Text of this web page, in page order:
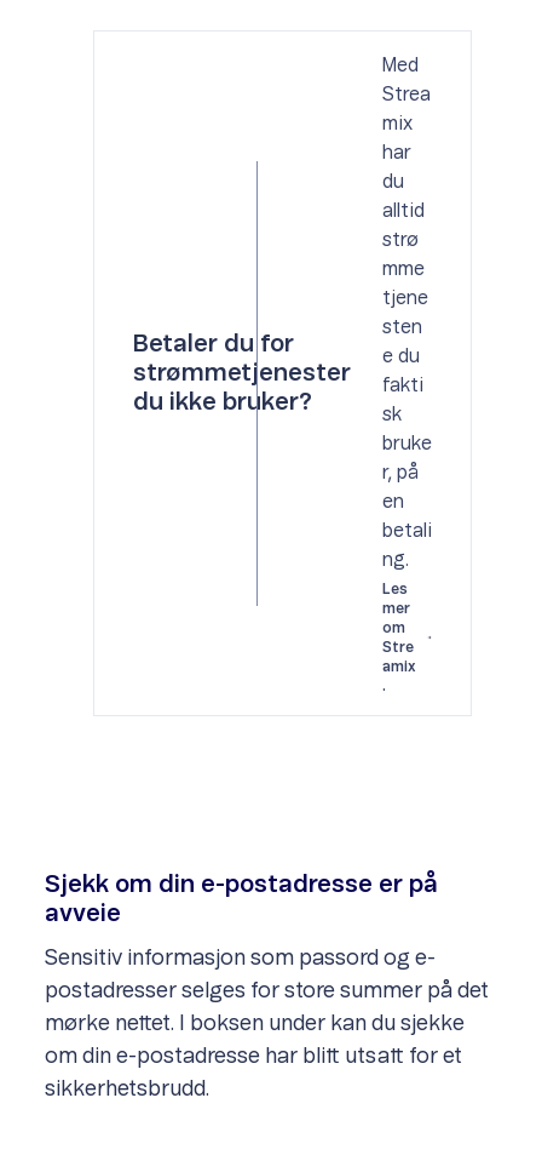
Betaler du for
strømmetjenester
du ikke bruker?
Med
Strea
mix
har
du
alltid
strø
mme
tjene
sten
e du
fakti
sk
bruke
r, på
en
betali
ng.
Les
mer
om
Stre
amix
.
Sjekk om din e-postadresse er på
avveie
Sensitiv informasjon som passord og e-
postadresser selges for store summer på det
mørke nettet. I boksen under kan du sjekke
om din e-postadresse har blitt utsatt for et
sikkerhetsbrudd.